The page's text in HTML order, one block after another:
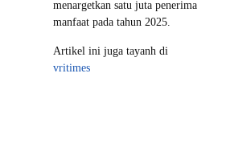
menargetkan satu juta penerima
manfaat pada tahun 2025.
Artikel ini juga tayanh di
vritimes